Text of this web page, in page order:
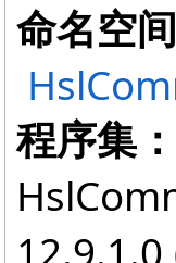
命名空
程序集：